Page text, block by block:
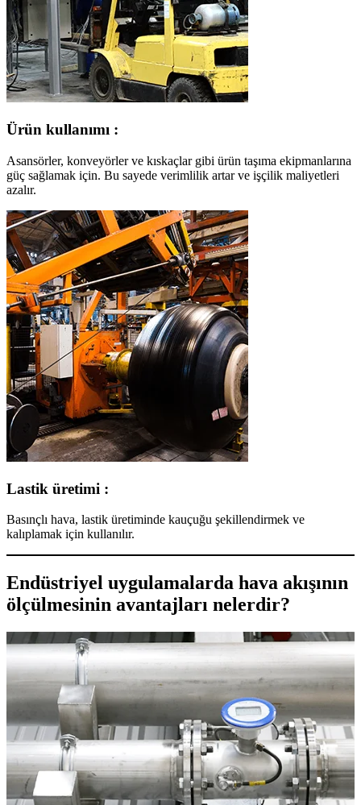
Ürün kullanımı :
Asansörler, konveyörler ve kıskaçlar gibi ürün taşıma ekipmanlarına
güç sağlamak için. Bu sayede verimlilik artar ve işçilik maliyetleri
azalır.
Lastik üretimi :
Basınçlı hava, lastik üretiminde kauçuğu şekillendirmek ve
kalıplamak için kullanılır.
Endüstriyel uygulamalarda hava akışının
ölçülmesinin avantajları nelerdir?